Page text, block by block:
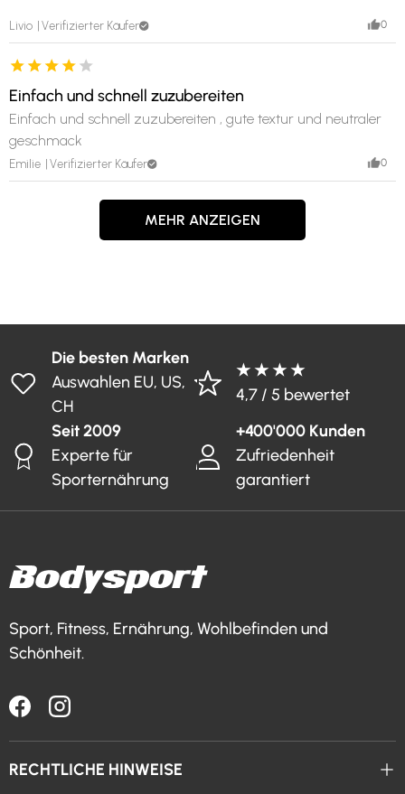
Livio Verifizierter Käufer 0
Emilie Verifizierter Käufer
Einfach und schnell zuzubereiten
Einfach und schnell zuzubereiten , gute textur und neutraler
geschmack
0
MEHR ANZEIGEN
Die besten Marken
Auswahlen EU, US,
CH
★ ★ ★ ★
4,7 / 5 bewertet
Seit 2009
Experte für
Sporternährung
+400'000 Kunden
Zufriedenheit
garantiert
Sport, Fitness, Ernährung, Wohlbefinden und
Schönheit.
FacebookInstagram
RECHTLICHE HINWEISE